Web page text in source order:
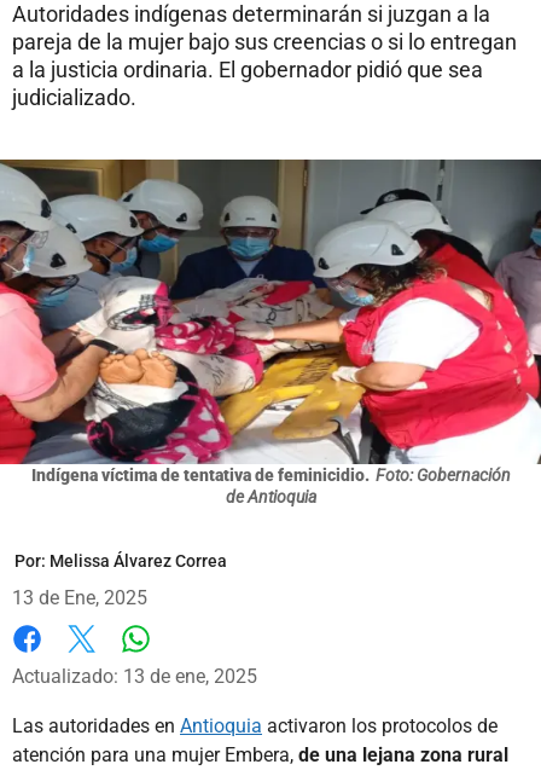
Autoridades indígenas determinarán si juzgan a la
pareja de la mujer bajo sus creencias o si lo entregan
a la justicia ordinaria. El gobernador pidió que sea
judicializado.
Indígena víctima de tentativa de feminicidio. Foto: Gobernación
de Antioquia
Por: Melissa Álvarez Correa
13 de Ene, 2025
Facebook
X
Actualizado: 13 de ene, 2025
Las autoridades en Antioquia activaron los protocolos de
atención para una mujer Embera, de una lejana zona rural